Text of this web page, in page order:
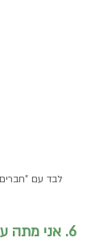
לבד עם
6. אני מתה על אמנות קיר סוציאליסטית